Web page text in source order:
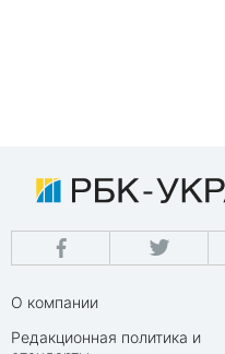
О компании
Редакционная политика и